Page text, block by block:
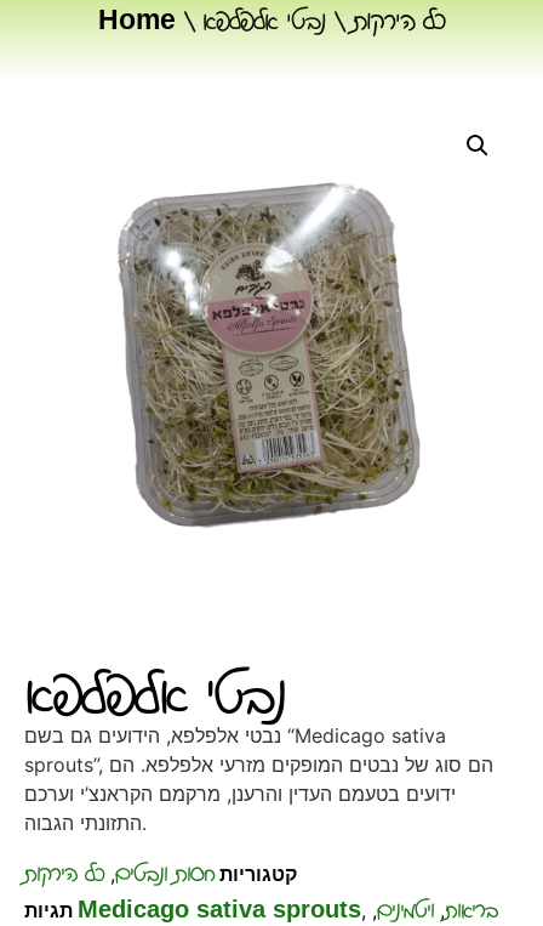
Home/ כל הירקות/ נבטי אלפלפא
נבטי אלפלפא
נבטי אלפלפא, הידועים גם בשם “Medicago sativa
sprouts”, הם סוג של נבטים המופקים מזרעי אלפלפא. הם
ידועים בטעמם העדין והרענן, מרקמם הקראנצ’י וערכם
התזונתי הגבוה.
קטגוריותחסות ונבטים,כל הירקות
Medicago sativa sprouts, בריאות, ויטמינים,